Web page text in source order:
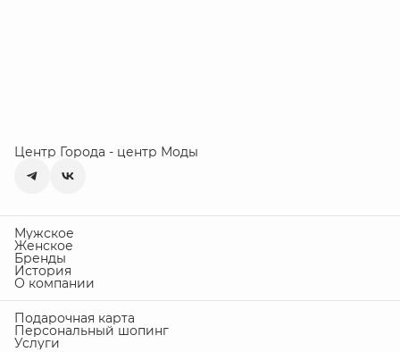
Центр Города - центр Моды
Мужское
Женское
Бренды
История
О компании
Подарочная карта
Персональный шопинг
Услуги